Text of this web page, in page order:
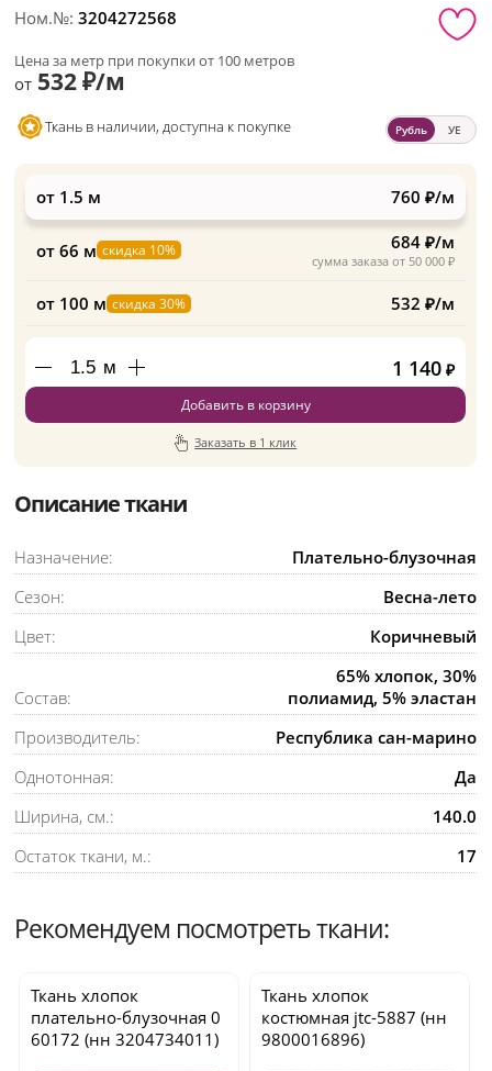
Ном.№:3204272568
Цена за метр при покупки от 100 метров
от 532 ₽/м
Ткань в наличии, доступна к покупке Рубль УЕ
от 1.5 м 760 ₽/м
от 66 м скидка 10%
сумма заказа от 50 000 ₽
684 ₽/м
от 100 м скидка 30% 532 ₽/м
м 1 140 ₽
Добавить в корзину
Заказать в 1 клик
Описание ткани
Назначение:
Плательно-блузочная
Сезон:
Весна-лето
Цвет:
Коричневый
Состав:
65% хлопок, 30%
полиамид, 5% эластан
Производитель:
Республика сан-марино
Однотонная:
Да
Ширина, см.:
140.0
Остаток ткани, м.:
17
Рекомендуем посмотреть ткани:
Ткань хлопок
плательно-блузочная0
60172 (нн 3204734011)
Ткань хлопок
костюмная jtc-5887 (нн
9800016896)